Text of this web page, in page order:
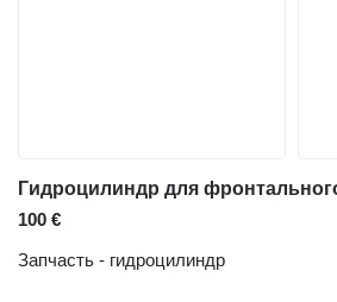
100 €
Запчасть - гидроцилиндр